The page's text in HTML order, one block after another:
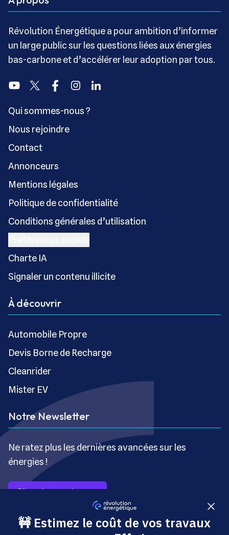
Révolution Énergétique a pour ambition d’informer
un large public sur les questions liées aux énergies
bas-carbone et d’accélérer leur adoption par tous.
YoutubeTwitter FacebookInstagramLinkedin
Qui sommes-nous ?
Nous rejoindre
Contact
Annonceurs
Mentions légales
Politique de confidentialité
Conditions générales d’utilisation
Charte IA
Signaler un contenu illicite
À découvrir
Automobile Propre
Devis Borne de Recharge
Cleanrider
Mister EV
Notre Newsletter
Ne ratez plus les dernières avancées sur les
énergies !
S’inscrire gratuitement
Copyright © Révolution Énergétique - Tous droits réservés